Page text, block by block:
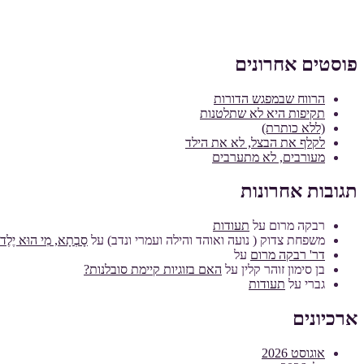
פוסטים אחרונים
הרווח שבמפגש הדורות
תקיפות היא לא שתלטנות
(ללא כותרת)
לקלף את הבצל, לא את הילד
מעורבים, לא מתערבים
תגובות אחרונות
רבקה מרום על תעודות
משפחת צדוק ( נועה ואוהד והילה ועמרי ונדב) על סָבְתָא, מִי הוּא
דר' רבקה מרום על
בן סימון זוהר קלין על האם בזוגיות קיימת סובלנות?
גברי על תעודות
ארכיונים
אוגוסט 2026